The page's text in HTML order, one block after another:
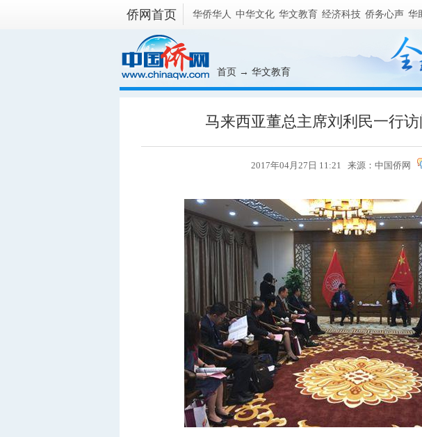
侨网首页 华侨华人 中华文化 华文教育 经济科技 侨务心声 华
首页 → 华文教育
马来西亚董总主席刘利民一行
2017年04月27日 11:21 来源： 中国侨网